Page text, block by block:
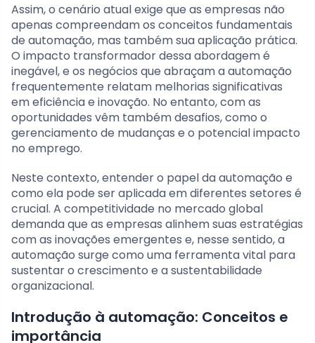
Assim, o cenário atual exige que as empresas não
apenas compreendam os conceitos fundamentais
de automação, mas também sua aplicação prática.
O impacto transformador dessa abordagem é
inegável, e os negócios que abraçam a automação
frequentemente relatam melhorias significativas
em eficiência e inovação. No entanto, com as
oportunidades vêm também desafios, como o
gerenciamento de mudanças e o potencial impacto
no emprego.
Neste contexto, entender o papel da automação e
como ela pode ser aplicada em diferentes setores é
crucial. A competitividade no mercado global
demanda que as empresas alinhem suas estratégias
com as inovações emergentes e, nesse sentido, a
automação surge como uma ferramenta vital para
sustentar o crescimento e a sustentabilidade
organizacional.
Introdução à automação: Conceitos e
importância